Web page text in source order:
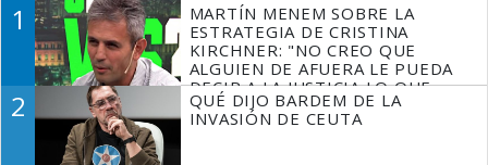
1
MARTÍN MENEM SOBRE LA
ESTRATEGIA DE CRISTINA
KIRCHNER: "NO CREO QUE
ALGUIEN DE AFUERA LE PUEDA
DECIR A LA JUSTICIA LO QUE
TIENE QUE HACER"
2
QUÉ DIJO BARDEM DE LA
INVASIÓN DE CEUTA